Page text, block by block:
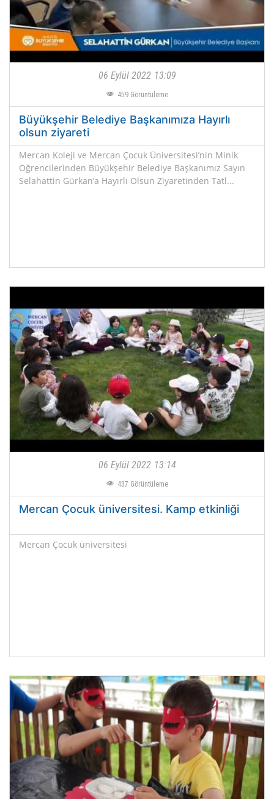
06 Eylül 2022 13:09
459Görüntüleme
Büyükşehir Belediye Başkanımıza Hayırlı
olsun ziyareti
Mercan Koleji ve Mercan Çocuk Üniversitesi’nin Minik
Öğrencilerinden Büyükşehir Belediye Başkanımız Sayın
Selahattin Gürkan’a Hayırlı Olsun Ziyaretinden Tatl...
06 Eylül 2022 13:14
437 Görüntüleme
Mercan Çocuk üniversitesi. Kamp etkinliği
Mercan Çocuk üniversitesi